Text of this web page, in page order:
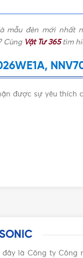
mẫu đèn mới nhất
Cùng Vật Tư 365tìm
được sự yêu thích
là Công ty Công